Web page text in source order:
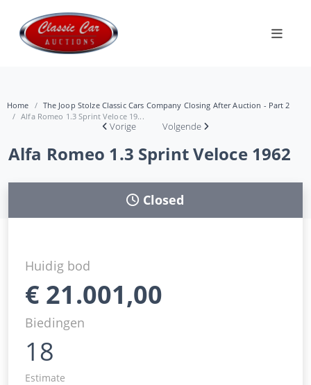
Home
The Joop Stolze Classic Cars Company Closing After Auction - Part 2
Alfa Romeo 1.3 Sprint Veloce 19...
Vorige Volgende
Alfa Romeo 1.3 Sprint Veloce 1962
Closed
Huidig bod
€ 21.001,00
Biedingen
18
Estimate